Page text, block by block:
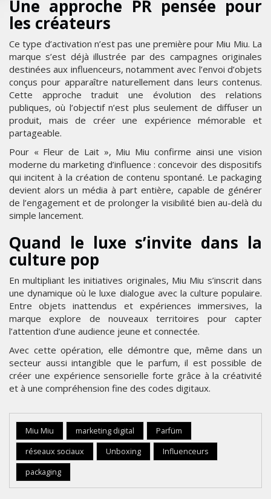
Une approche PR pensée pour
les créateurs
Ce type d’activation n’est pas une première pour Miu Miu. La
marque s’est déjà illustrée par des campagnes originales
destinées aux influenceurs, notamment avec l’envoi d’objets
conçus pour apparaître naturellement dans leurs contenus.
Cette approche traduit une évolution des relations
publiques, où l’objectif n’est plus seulement de diffuser un
produit, mais de créer une expérience mémorable et
partageable.
Pour « Fleur de Lait », Miu Miu confirme ainsi une vision
moderne du marketing d’influence : concevoir des dispositifs
qui incitent à la création de contenu spontané. Le packaging
devient alors un média à part entière, capable de générer
de l’engagement et de prolonger la visibilité bien au-delà du
simple lancement.
Quand le luxe s’invite dans la
culture pop
En multipliant les initiatives originales, Miu Miu s’inscrit dans
une dynamique où le luxe dialogue avec la culture populaire.
Entre objets inattendus et expériences immersives, la
marque explore de nouveaux territoires pour capter
l’attention d’une audience jeune et connectée.
Avec cette opération, elle démontre que, même dans un
secteur aussi intangible que le parfum, il est possible de
créer une expérience sensorielle forte grâce à la créativité
et à une compréhension fine des codes digitaux.
Miu Miu marketing digital
Parfüm
réseaux sociaux
Unboxing
Influenceurs
packaging